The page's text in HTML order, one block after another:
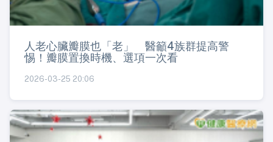
人老心臟瓣膜也「老」 醫籲4族群提高警
惕！瓣膜置換時機、選項一次看
2026-03-25 20:06